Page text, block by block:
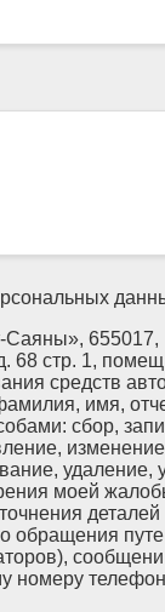
655017,
68 стр. 1,
средств
имя,
сбор,
удаление,
моей
обращения
номеру